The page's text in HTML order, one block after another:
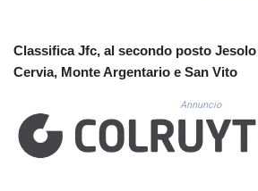
CZK
DJF
DOP
DZD
EGP
Classifica Jfc, al secondo posto
Cervia, Monte Argentario e San Vito
Annuncio